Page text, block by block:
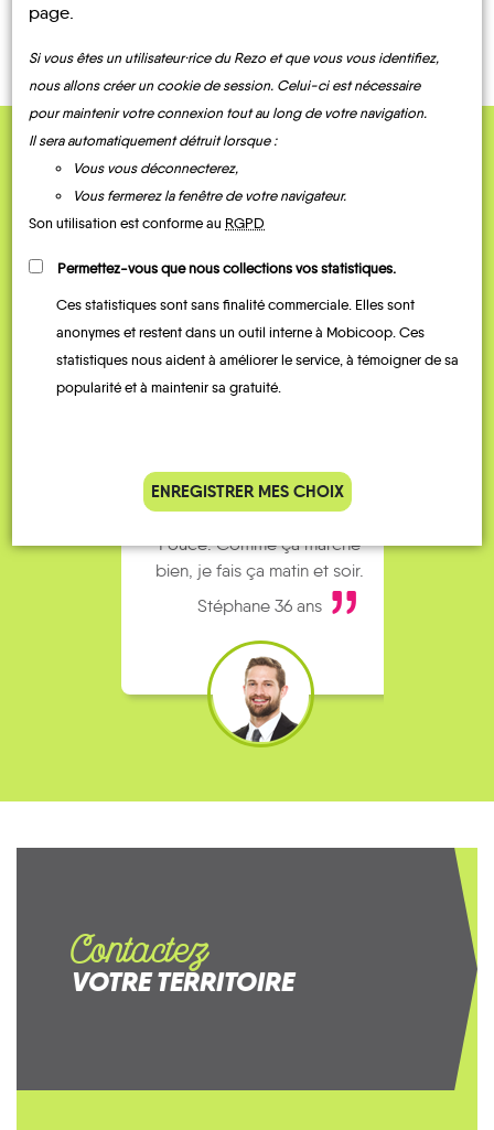
QUELQUES
Témoignages
parking de la gare est toujours
complet alors j’ai testé Rezo
Pouce. Comme ça marche
bien, je fais ça matin et soir.
Stéphane 36 ans
Contactez
VOTRE TERRITOIRE
page.
Si vous êtes un utilisateur·rice du Rezo et que vous vous identifiez,
nous allons créer un cookie de session. Celui-ci est nécessaire
pour maintenir votre connexion tout au long de votre navigation.
Il sera automatiquement détruit lorsque :
Vous vous déconnecterez,
Vous fermerez la fenêtre de votre navigateur.
Son utilisation est conforme au RGPD
Permettez-vous que nous collections vos statistiques.
Ces statistiques sont sans finalité commerciale. Elles sont
anonymes et restent dans un outil interne à Mobicoop. Ces
statistiques nous aident à améliorer le service, à témoigner de sa
popularité et à maintenir sa gratuité.
ENREGISTRER MES CHOIX